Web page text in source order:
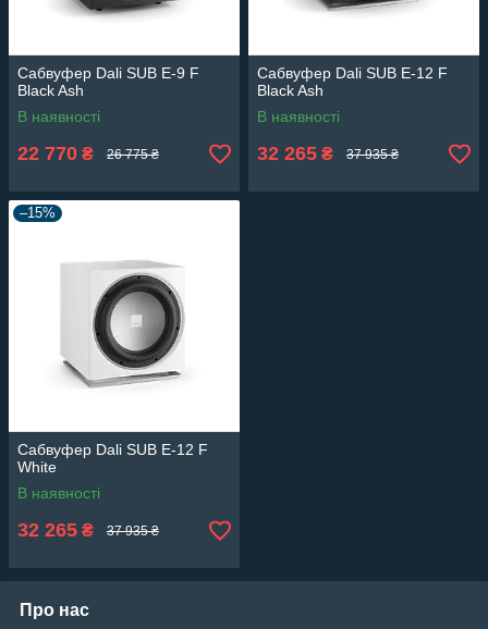
Сабвуфер Dali SUB E-9 F
Black Ash
В наявності
22 770 ₴ 26 775 ₴
Сабвуфер Dali SUB E-12 F
Black Ash
В наявності
32 265 ₴ 37 935 ₴
–15%
Сабвуфер Dali SUB E-12 F
White
В наявності
32 265 ₴ 37 935 ₴
Про нас